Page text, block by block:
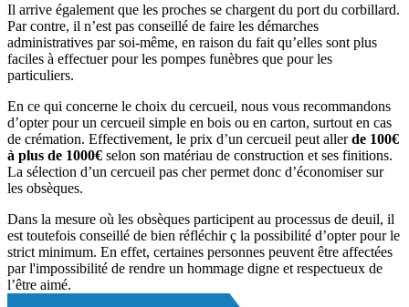
Il arrive également que les proches se chargent du port du corbillard.
Par contre, il n’est pas conseillé de faire les démarches
administratives par soi-même, en raison du fait qu’elles sont plus
faciles à effectuer pour les pompes funèbres que pour les
particuliers.
En ce qui concerne le choix du cercueil, nous vous recommandons
d’opter pour un cercueil simple en bois ou en carton, surtout en cas
de crémation. Effectivement, le prix d’un cercueil peut allerde 100€
à plus de 1000€ selon son matériau de construction et ses finitions.
La sélection d’un cercueil pas cher permet donc d’économiser sur
les obsèques.
Dans la mesure où les obsèques participent au processus de deuil, il
est toutefois conseillé de bien réfléchir ç la possibilité d’opter pour le
strict minimum. En effet, certaines personnes peuvent être affectées
par l'impossibilité de rendre un hommage digne et respectueux de
l’être aimé.